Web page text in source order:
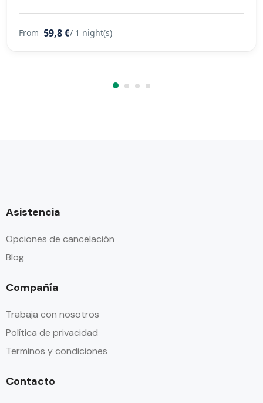
From 59,8 €/ 1 night(s)
Asistencia
Opciones de cancelación
Blog
Compañía
Trabaja con nosotros
Política de privacidad
Terminos y condiciones
Contacto